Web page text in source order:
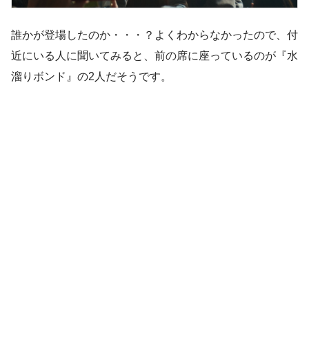
誰かが登場したのか・・・？よくわからなかったので、付
近にいる人に聞いてみると、前の席に座っているのが『水
溜りボンド』の2人だそうです。